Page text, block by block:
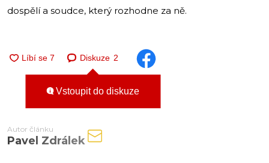
dospělí a soudce, který rozhodne za ně.
Diskuze 2
Vstoupit do diskuze
Autor článku
Pavel Zdrálek